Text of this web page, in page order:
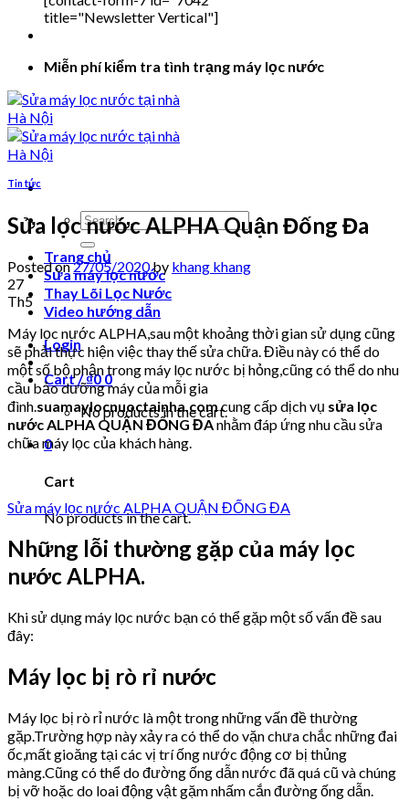
title="Newsletter Vertical"]
Miễn phí kiểm tra tình trạng máy lọc nước
Search
for:
Trang chủ
Sửa máy lọc nước
Thay Lõi Lọc Nước
Video hướng dẫn
Login
Cart /₫0 0
No products in the cart.
0
Cart
No products in the cart.
Tin tức
Sửa lọc nước ALPHA Quận Đống Đa
Posted on27/05/2020by khang khang
27
Th5
Máy lọc nước ALPHA,sau một khoảng thời gian sử dụng cũng
sẽ phải thực hiện việc thay thế sửa chữa. Điều này có thể do
một số bộ phận trong máy lọc nước bị hỏng,cũng có thể do nhu
cầu bảo dưỡng máy của mỗi gia
đình.suamaylocnuoctainha.comcung cấp dịch vụ sửa lọc
nước ALPHA QUẬN ĐỐNG ĐAnhằm đáp ứng nhu cầu sửa
chữa máy lọc của khách hàng.
Sửa máy lọc nước ALPHA QUẬN ĐỐNG ĐA
Những lỗi thường gặp của máy lọc
nước ALPHA.
Khi sử dụng máy lọc nước bạn có thể gặp một số vấn đề sau
đây:
Máy lọc bị rò rỉ nước
Máy lọc bị rò rỉ nước là một trong những vấn đề thường
gặp.Trường hợp này xảy ra có thể do vặn chưa chắc những đai
ốc,mất gioăng tại các vị trí ống nước động cơ bị thủng
màng.Cũng có thể do đường ống dẫn nước đã quá cũ và chúng
bị vỡ hoặc do loai động vật gặm nhấm cắn đường ống dẫn.